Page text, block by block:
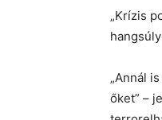
„Krízis
„Annál
őket” –